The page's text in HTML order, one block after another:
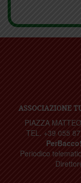
ASSOCIAZIONE
PIAZZA
TEL. +39 055
Periodico